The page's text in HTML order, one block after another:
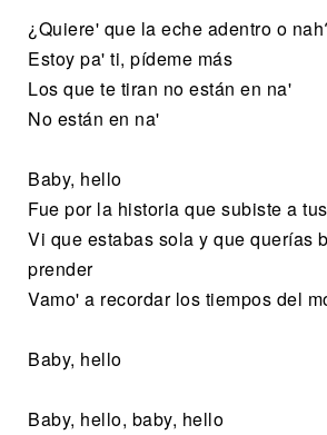
¿Quiere' que la eche adentro o
Estoy pa' ti, pídeme más
Los que te tiran no están en na'
No están en na'
Baby, hello
Fue por la historia que subiste a
Vi que estabas sola y que querías
prender
Vamo' a recordar los tiempos del
Baby, hello
Baby, hello, baby, hello